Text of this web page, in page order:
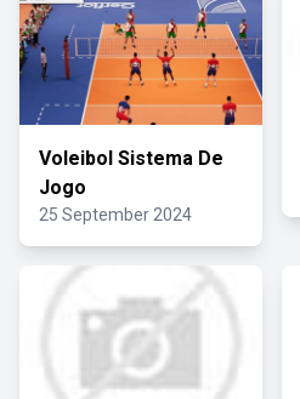
Voleibol Sistema De
Jogo
25 September 2024